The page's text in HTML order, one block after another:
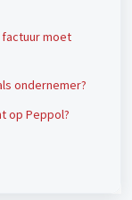
factuur moet
ondernemer?
op Peppol?